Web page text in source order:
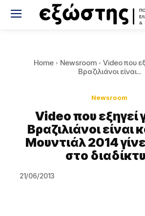
Home Newsroom
Video που
Βραζιλιάνοι είναι...
Newsroom
Video που εξηγεί
Βραζιλιάνοι είναι
Μουντιάλ 2014
στο
21/06/2013